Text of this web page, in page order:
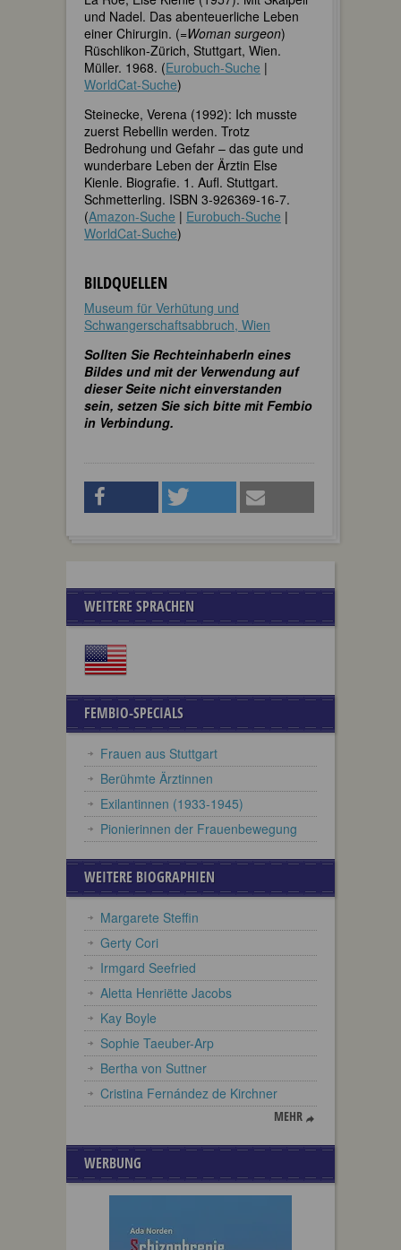
und Nadel. Das abenteuerliche Leben
einer Chirurgin. (=Woman surgeon)
Rüschlikon-Zürich, Stuttgart, Wien.
Müller. 1968. (Eurobuch-Suche |
WorldCat-Suche)
Steinecke, Verena (1992): Ich musste
zuerst Rebellin werden. Trotz
Bedrohung und Gefahr – das gute und
wunderbare Leben der Ärztin Else
Kienle. Biografie. 1. Aufl. Stuttgart.
Schmetterling. ISBN 3-926369-16-7.
(Amazon-Suche | Eurobuch-Suche |
WorldCat-Suche)
BILDQUELLEN
Museum für Verhütung und
Schwangerschaftsabbruch, Wien
Sollten Sie RechteinhaberIn eines
Bildes und mit der Verwendung auf
dieser Seite nicht einverstanden
sein, setzen Sie sich bitte mit Fembio
in Verbindung.
WEITERE SPRACHEN
FEMBIO-SPECIALS
Frauen aus Stuttgart
Berühmte Ärztinnen
Exilantinnen (1933-1945)
Pionierinnen der Frauenbewegung
WEITERE BIOGRAPHIEN
Margarete Steffin
Gerty Cori
Irmgard Seefried
Aletta Henriëtte Jacobs
Kay Boyle
Sophie Taeuber-Arp
Bertha von Suttner
Cristina Fernández de Kirchner
MEHR
WERBUNG